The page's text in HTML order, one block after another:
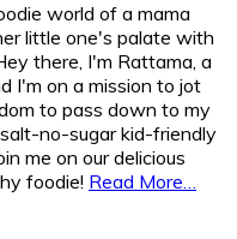
world of a mama
little one's palate with
there, I'm Rattama, a
I'm on a mission to jot
to pass down to my
no-sugar kid-friendly
me on our delicious
foodie! Read More…